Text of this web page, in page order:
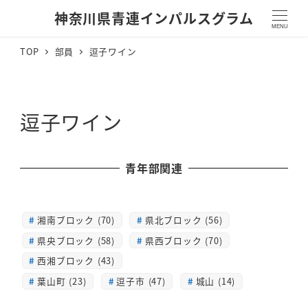
神奈川県青連インパルスグラム MENU
TOP 部員 逗子ワイン
逗子ワイン
青年部関連
湘南ブロック (70)
県北ブロック (56)
県央ブロック (58)
県西ブロック (70)
西湘ブロック (43)
葉山町 (23)
逗子市 (47)
城山 (14)